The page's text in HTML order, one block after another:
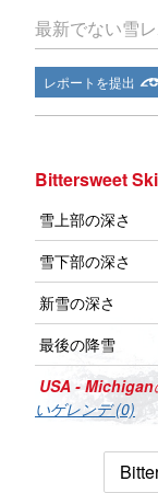
最新でない雪
レポートを提出
Bittersweet
雪上部の深さ
雪下部の深さ
新雪の深さ
最後の降雪
USA - Michigan
いゲレンデ (0)